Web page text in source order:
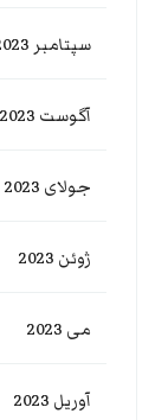
سپتامبر 2023
آگوست 2023
جولای 2023
ژوئن 2023
می 2023
آوریل 2023